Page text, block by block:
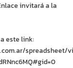
invitará a la
este link:
spreadsheet/